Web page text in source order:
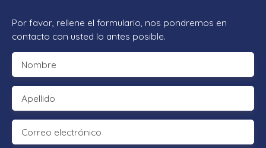
Por favor, rellene el formulario, nos pondremos en
contacto con usted lo antes posible.
Nombre
Apellido
Correo electrónico